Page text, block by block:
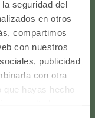
seguridad del
en otros
compartimos
con nuestros
publicidad
con otra
que hayas hecho
a tu cuenta? ¿Te
o algún nuevo
quieres saber si
contacto con